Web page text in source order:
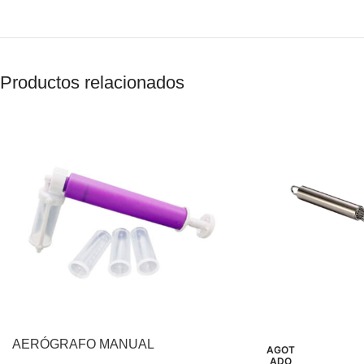
Productos relacionados
AERÓGRAFO MANUAL
AGOT
ADO